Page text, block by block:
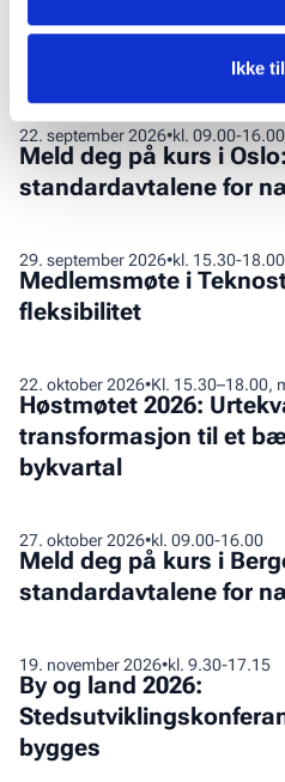
Ikke
Lansering: Veilederen
aktivering kommer i ny
Veilederen
kostnadsføring
og
aktivering
kommer
utgave
22. september 2026•kl. 09.00-16.00
Meld deg på kurs i
standardavtalene for
Meld
deg
på
i
Oslo:
Få
på
standardavtalene
for
næringsleie
29. september 2026•kl. 15.30-
Medlemsmøte i
fleksibilitet
Medlemsmøte
i
Teknostallen
lys,
luft
og
fleksibilitet
22. oktober 2026•Kl. 15.30–18.00,
Høstmøtet 2026:
transformasjon til et
bykvartal
Høstmøtet
2026:
Urtekvartalet
transformasjon
til
og
levende
bykvartal
27. oktober 2026•kl. 09.00-16.00
Meld deg på kurs i
standardavtalene for
Meld
deg
på
i
Bergen:
Få
full
kontroll
19. november 2026•kl. 9.30-17.15
By og land 2026:
bygges
By
og
land
2026: